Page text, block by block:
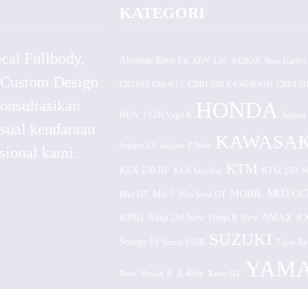
Fullbody,
Design
kendaraan
kami.
KATEGORI
Absolute Revo Fit ADV 150 AEROX Beat Karbu
CB150R Old K15 CBR150R K45G/K45N CRF150L
NEW F1ZR/Vega R HONDA
Jupiter Z1 Jupiter Z New
KLX 150 BF KLX Gordon KTM KTM 250
Mio GT Mio J Mio Soul GT MOBIL
KING Ninja 250 New Ninja R New NMAX
Scoopy FI Sonic 150R SUZUKI Tiger
Vixion R X-Ride Xeon GT